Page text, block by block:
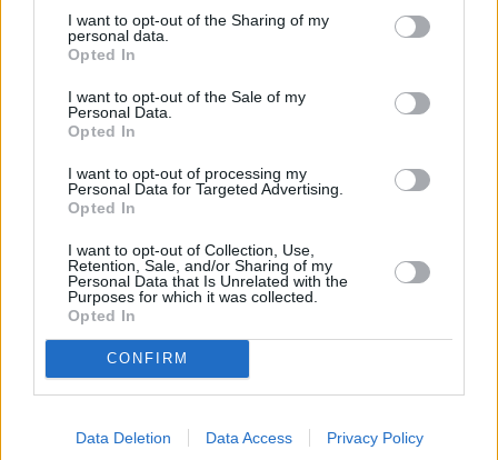
I want to opt-out of the Sharing of my
personal data.
Opted In
I want to opt-out of the Sale of my
Personal Data.
Opted In
I want to opt-out of processing my
Personal Data for Targeted Advertising.
Opted In
I want to opt-out of Collection, Use,
Retention, Sale, and/or Sharing of my
Personal Data that Is Unrelated with the
Purposes for which it was collected.
Opted In
CONFIRM
Data Deletion Data Access Privacy Policy
χλμ και 3 σταθμούς)
και 6 σταθμούς)
σταθμούς)
Μελλοντικές επεκτάσεις στην
Αττική
Ο σχεδιασμός των επεκτάσεων είναι άλλο ένα σημαντικό